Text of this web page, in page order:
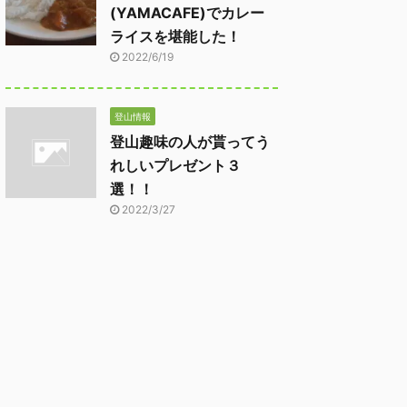
(YAMACAFE)でカレー
ライスを堪能した！
2022/6/19
登山情報
登山趣味の人が貰ってう
れしいプレゼント３
選！！
2022/3/27